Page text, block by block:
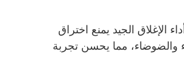
الإغلاق الجيد يمنع اختراق
والضوضاء، مما يحسن تجربة